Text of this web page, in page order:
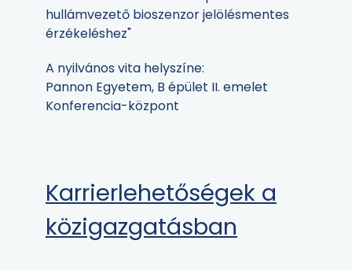
hullámvezető bioszenzor jelölésmentes
érzékeléshez"
A nyilvános vita helyszíne:
Pannon Egyetem, B épület II. emelet
Konferencia-központ
Karrierlehetőségek a
közigazgatásban